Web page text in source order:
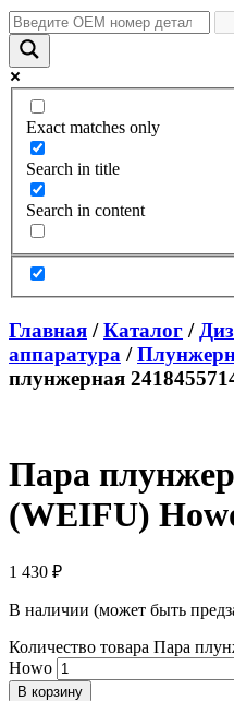
Exact matches only
Search in title
Search in content
Главная /Каталог /
аппаратура /
плунжерная
Пара
(WEIFU)
1 430 ₽
В наличии (может быть
Количество товара Пара
Howo
В корзину